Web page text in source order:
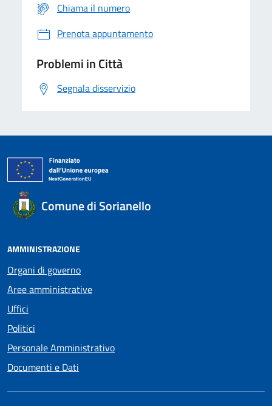
Chiama il numero
Prenota appuntamento
Problemi in Città
Segnala disservizio
Comune di Sorianello
AMMINISTRAZIONE
Organi di governo
Aree amministrative
Uffici
Politici
Personale Amministrativo
Documenti e Dati